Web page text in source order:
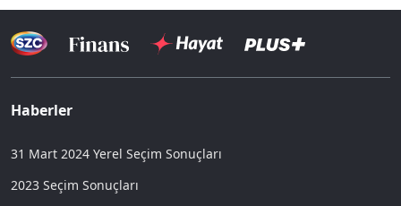
Haberler
31 Mart 2024 Yerel Seçim Sonuçları
2023 Seçim Sonuçları